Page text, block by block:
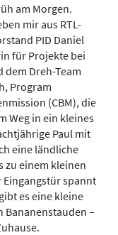
am Morgen.
mir aus RTL-
PID Daniel
für Projekte bei
Dreh-Team
Program
(CBM), die
Weg in ein kleines
Paul mit
eine ländliche
zu einem kleinen
Eingangstür spannt
es eine kleine
Bananenstauden –